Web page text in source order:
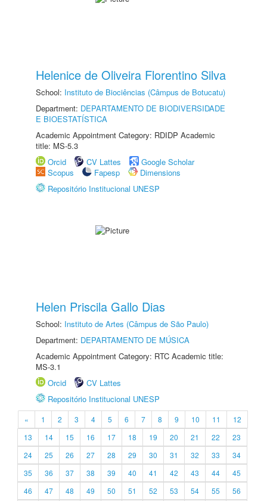
Helenice de Oliveira Florentino Silva
School: Instituto de Biociências (Câmpus de Botucatu)
Department: DEPARTAMENTO DE BIODIVERSIDADE
E BIOESTATÍSTICA
Academic Appointment Category: RDIDP Academic
title: MS-5.3
Orcid
CV Lattes
Google Scholar
Scopus
Fapesp
Dimensions
Repositório Institucional UNESP
Helen Priscila Gallo Dias
School: Instituto de Artes (Câmpus de São Paulo)
Department: DEPARTAMENTO DE MÚSICA
Academic Appointment Category: RTC Academic title:
MS-3.1
Orcid
CV Lattes
Repositório Institucional UNESP
« 1 2 3 4 5 6 7 8 9 10 11
12
13
14 15 16 17 18 19 20 21 22
23
24
25 26 27 28 29 30 31 32 33
34
35
36 37 38 39 40 41 42 43 44
45
46
47 48 49 50 51 52 53 54 55
56